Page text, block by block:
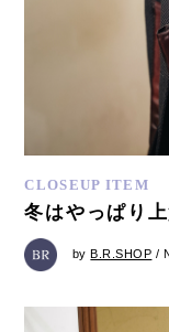
CLOSEUP ITEM
冬はやっぱり
byB.R.SHOP /